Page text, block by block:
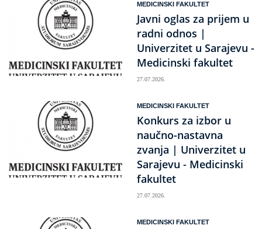
MEDICINSKI FAKULTET
Javni oglas za prijem u
radni odnos |
Univerzitet u Sarajevu -
Medicinski fakultet
27.07.2026.
MEDICINSKI FAKULTET
Konkurs za izbor u
naučno-nastavna
zvanja | Univerzitet u
Sarajevu - Medicinski
fakultet
27.07.2026.
MEDICINSKI FAKULTET